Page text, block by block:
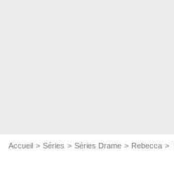
Accueil Séries Séries Drame Rebecca